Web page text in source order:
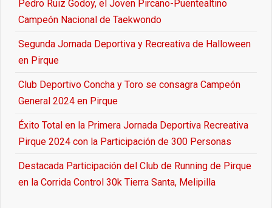
Pedro Ruiz Godoy, el Joven Pircano-Puentealtino
Campeón Nacional de Taekwondo
Segunda Jornada Deportiva y Recreativa de Halloween
en Pirque
Club Deportivo Concha y Toro se consagra Campeón
General 2024 en Pirque
Éxito Total en la Primera Jornada Deportiva Recreativa
Pirque 2024 con la Participación de 300 Personas
Destacada Participación del Club de Running de Pirque
en la Corrida Control 30k Tierra Santa, Melipilla